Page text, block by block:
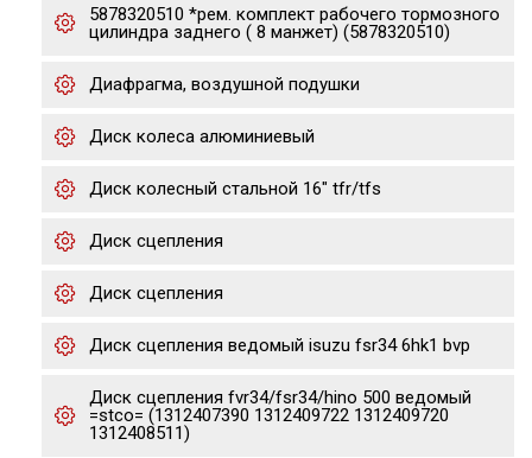
5878320510 *рем. комплект рабочего тормозного
цилиндра заднего ( 8 манжет) (5878320510)
Диафрагма, воздушной подушки
Диск колеса алюминиевый
Диск колесный стальной 16" tfr/tfs
Диск сцепления
Диск сцепления
Диск сцепления ведомый isuzu fsr34 6hk1 bvp
Диск сцепления fvr34/fsr34/hino 500 ведомый
=stco= (1312407390 1312409722 1312409720
1312408511)